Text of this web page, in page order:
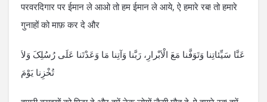
परवरदिगार पर ईमान ले आओ तो हम ईमान ले आये, ऐ हमारे रब! तो हमारे
गुनाहों को माफ़ कर दे और
عَنَّا سَیِّئاتِنا وَتَوَفَّنا مَعَ الْاَبْرارِ، رَبَّنا وَآتِنا مَا وَعَدْتَنا عَلَی رُسُلِکَ وَلاَ
تُخْزِنا یَوْمَ